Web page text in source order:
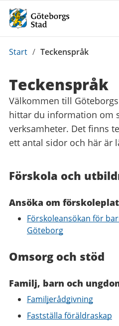
Du
Start / Teckenspråk
Teckenspråk
Välkommen till
hittar du information om
verksamheter. Det finns
ett antal sidor och här är
Förskola och
Ansöka om
Förskoleansökan för
Göteborg
Omsorg och stöd
Familj, barn och
Familjerådgivning
Fastställa föräldraskap